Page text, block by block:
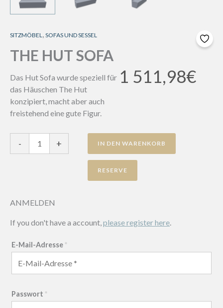
SITZMÖBEL, SOFAS UND SESSEL
1 511,98€
THE HUT SOFA
Das Hut Sofa wurde speziell für
das Häuschen The Hut
konzipiert, macht aber auch
freistehend eine gute Figur.
- + IN DEN WARENKORB
ANMELDEN
If you don't have a account,please register here.
E-Mail-Adresse *
Passwort *